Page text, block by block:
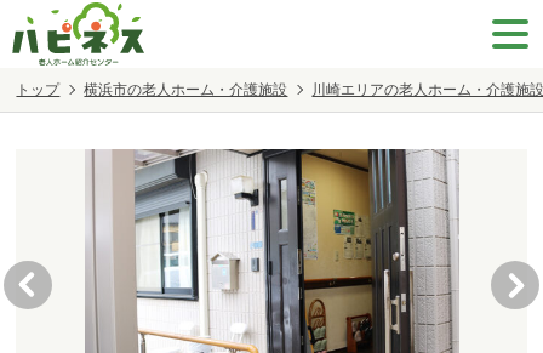
トップ 横浜市の老人ホーム・介護施設 川崎エリアの老人ホーム・介護施